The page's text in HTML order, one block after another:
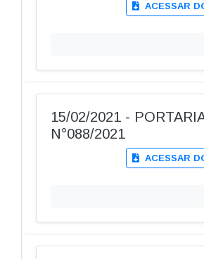
ACESSAR
15/02/2021 -
N°088/2021
ACESSAR